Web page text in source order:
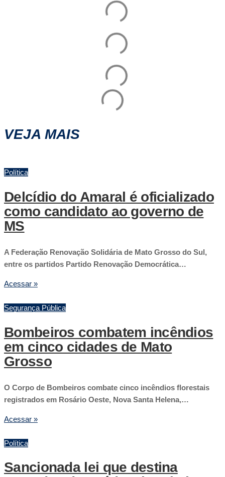
VEJA MAIS
Política
Delcídio do Amaral é oficializado
como candidato ao governo de
MS
A Federação Renovação Solidária de Mato Grosso do Sul,
entre os partidos Partido Renovação Democrática…
Acessar »
Segurança Pública
Bombeiros combatem incêndios
em cinco cidades de Mato
Grosso
O Corpo de Bombeiros combate cinco incêndios florestais
registrados em Rosário Oeste, Nova Santa Helena,…
Acessar »
Política
Sancionada lei que destina